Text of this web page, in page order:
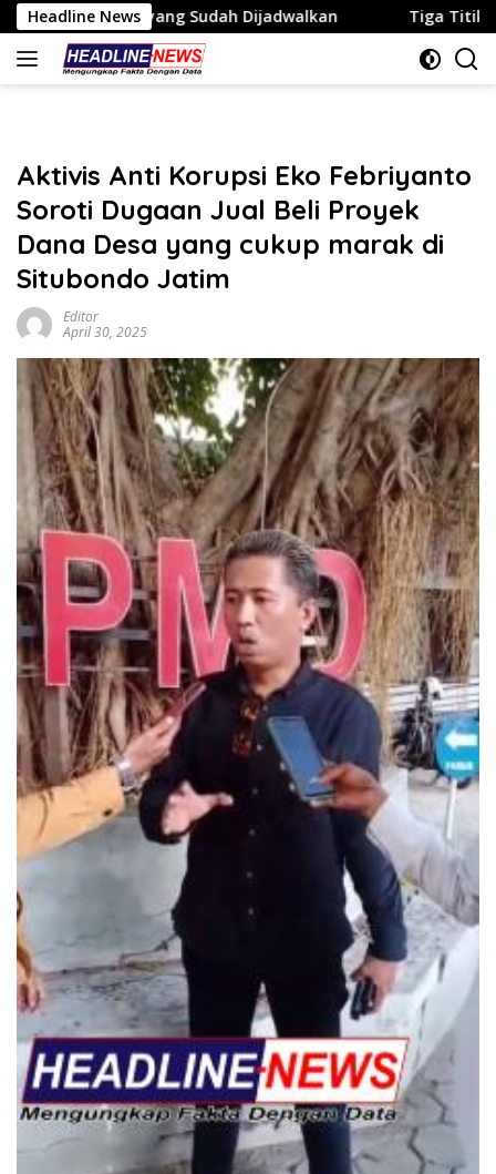
Langsung
ke
konten
Headline News
Sudah Dijadwalkan Tiga Titik Tambang Disorot,
Aktivis Anti Korupsi Eko Febriyanto
Soroti Dugaan Jual Beli Proyek
Dana Desa yang cukup marak di
Situbondo Jatim
Editor
April 30, 2025